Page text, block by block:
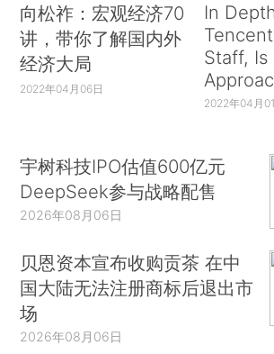
向松祚：宏观经济70
讲，带你了解国内外
经济大局
2022年04月06日
In
Staff, Is
2022年04月
宇树科技IPO估值600亿元
DeepSeek参与战略配售
2026年08月06日
贝恩资本宣布收购贡茶 在中
国大陆无法注册商标后退出市
场
2026年08月06日